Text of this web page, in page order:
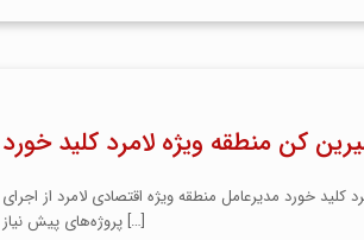
کن منطقه ویژه لامرد کلید خورد
خورد مدیرعامل منطقه ویژه اقتصادی لامرد از اجرای
پروژه‌های پیش نیاز […]